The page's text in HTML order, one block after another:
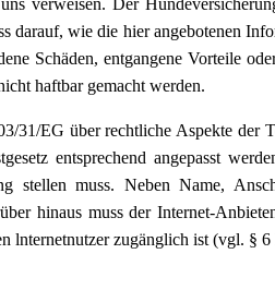
darauf, wie die hier angebotenen
Schäden, entgangene Vorteile
haftbar gemacht werden.
EG über rechtliche Aspekte der
entsprechend angepasst
stellen muss. Neben Name,
hinaus muss der Internet-
lnternetnutzer zugänglich ist (vgl. §